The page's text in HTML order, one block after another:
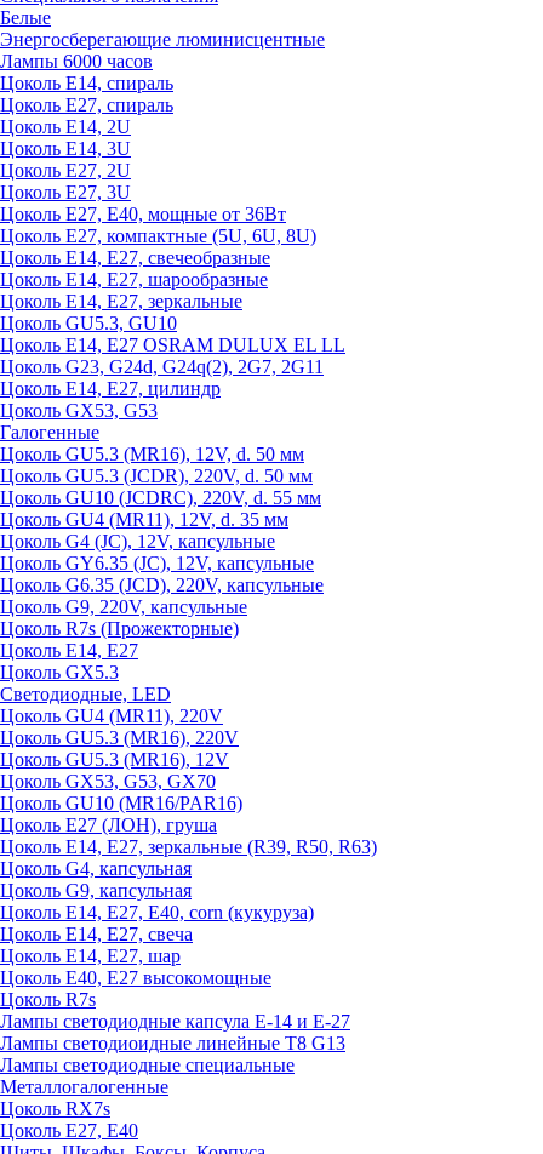
Белые
Энергосберегающие люминисцентные
Лампы 6000 часов
Цоколь Е14, спираль
Цоколь Е27, спираль
Цоколь Е14, 2U
Цоколь Е14, 3U
Цоколь Е27, 2U
Цоколь Е27, 3U
Цоколь Е27, Е40, мощные от 36Вт
Цоколь Е27, компактные (5U, 6U, 8U)
Цоколь Е14, Е27, свечеобразные
Цоколь Е14, Е27, шарообразные
Цоколь Е14, Е27, зеркальные
Цоколь GU5.3, GU10
Цоколь Е14, Е27 OSRAM DULUX EL LL
Цоколь G23, G24d, G24q(2), 2G7, 2G11
Цоколь Е14, Е27, цилиндр
Цоколь GX53, G53
Галогенные
Цоколь GU5.3 (MR16), 12V, d. 50 мм
Цоколь GU5.3 (JCDR), 220V, d. 50 мм
Цоколь GU10 (JCDRC), 220V, d. 55 мм
Цоколь GU4 (MR11), 12V, d. 35 мм
Цоколь G4 (JC), 12V, капсульные
Цоколь GY6.35 (JC), 12V, капсульные
Цоколь G6.35 (JCD), 220V, капсульные
Цоколь G9, 220V, капсульные
Цоколь R7s (Прожекторные)
Цоколь E14, E27
Цоколь GX5.3
Светодиодные, LED
Цоколь GU4 (MR11), 220V
Цоколь GU5.3 (MR16), 220V
Цоколь GU5.3 (MR16), 12V
Цоколь GX53, G53, GX70
Цоколь GU10 (MR16/PAR16)
Цоколь Е27 (ЛОН), груша
Цоколь Е14, Е27, зеркальные (R39, R50, R63)
Цоколь G4, капсульная
Цоколь G9, капсульная
Цоколь Е14, Е27, Е40, corn (кукуруза)
Цоколь Е14, Е27, свеча
Цоколь Е14, Е27, шар
Цоколь Е40, Е27 высокомощные
Цоколь R7s
Лампы светодиодные капсула Е-14 и Е-27
Лампы светодиоидные линейные T8 G13
Лампы светодиодные специальные
Металлогалогенные
Цоколь RX7s
Цоколь Е27, E40